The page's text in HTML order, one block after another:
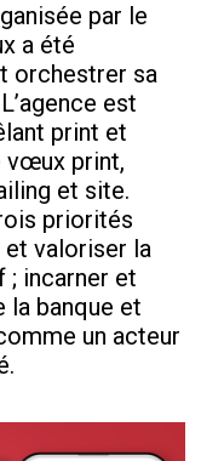
par le
a été
orchestrer sa
est
print et
vœux print,
et site.
priorités
valoriser la
; incarner et
banque et
un acteur